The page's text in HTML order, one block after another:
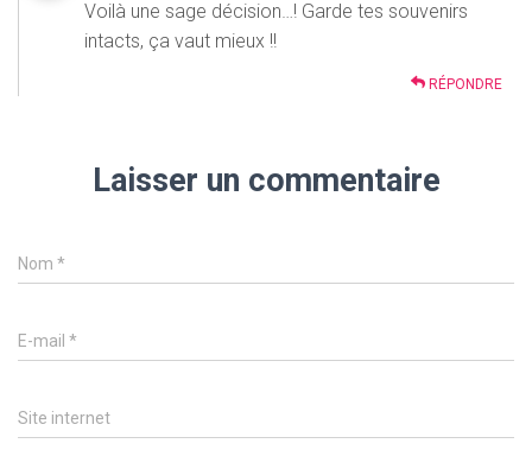
Voilà une sage décision…! Garde tes souvenirs
intacts, ça vaut mieux !!
RÉPONDRE
Laisser un commentaire
Nom *
E-mail *
Site internet